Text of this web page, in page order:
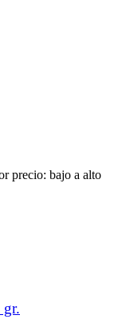
precio: bajo a alto
gr.